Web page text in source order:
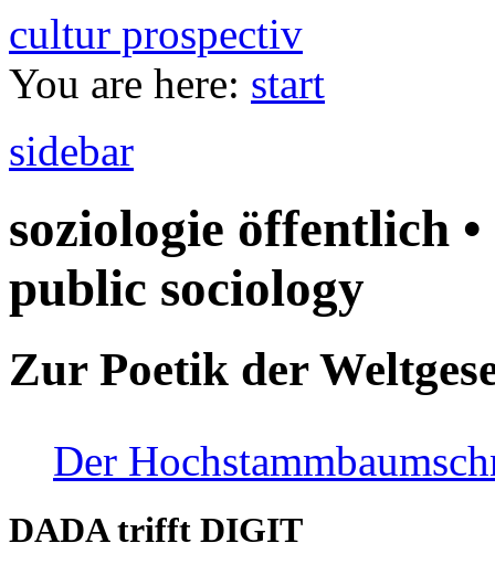
cultur prospectiv
You are here: start
sidebar
soziologie öffentlich
public sociology
Zur Poetik der
Der
DADA trifft DIGIT